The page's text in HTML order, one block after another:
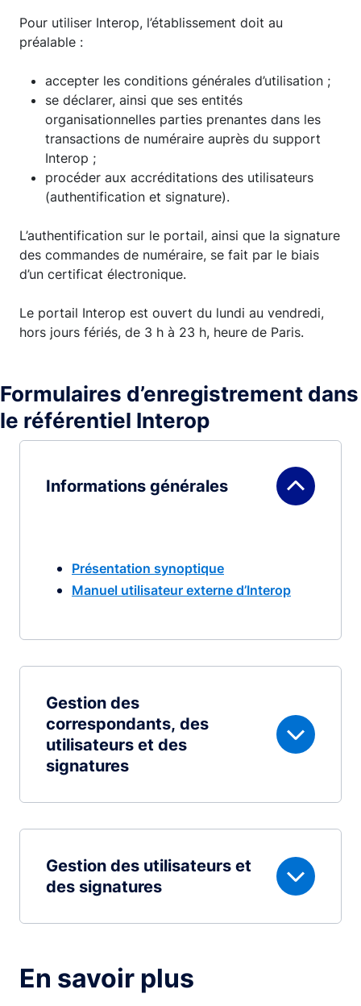
Pour utiliser Interop, l’établissement doit au
préalable :
accepter les conditions générales d’utilisation ;
se déclarer, ainsi que ses entités
organisationnelles parties prenantes dans les
transactions de numéraire auprès du support
Interop ;
procéder aux accréditations des utilisateurs
(authentification et signature).
L’authentification sur le portail, ainsi que la signature
des commandes de numéraire, se fait par le biais
d’un certificat électronique.
Le portail Interop est ouvert du lundi au vendredi,
hors jours fériés, de 3 h à 23 h, heure de Paris.
Formulaires d’enregistrement dans
le référentiel Interop
Informations générales
Présentation synoptique
Manuel utilisateur externe d’Interop
Gestion des
correspondants, des
utilisateurs et des
signatures
Gestion des utilisateurs et
des signatures
En savoir plus